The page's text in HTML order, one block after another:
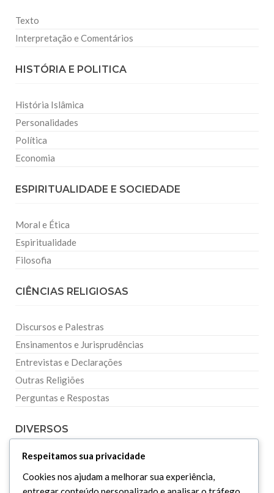
Texto
Interpretação e Comentários
HISTÓRIA E POLITICA
História Islâmica
Personalidades
Política
Economia
ESPIRITUALIDADE E SOCIEDADE
Moral e Ética
Espiritualidade
Filosofia
CIÊNCIAS RELIGIOSAS
Discursos e Palestras
Ensinamentos e Jurisprudências
Entrevistas e Declarações
Outras Religiões
Perguntas e Respostas
DIVERSOS
Curiosidades
Dicionário Islâmico
Respeitamos sua privacidade
Cookies nos ajudam a melhorar sua experiência,